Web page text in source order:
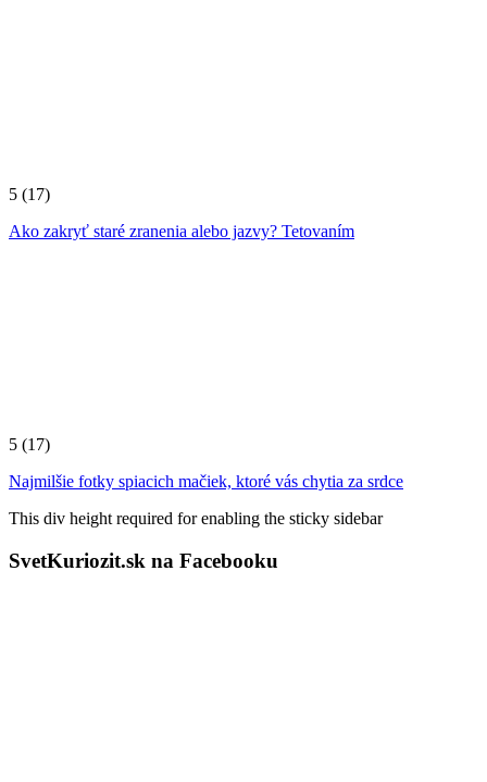
5 (17)
Ako zakryť staré zranenia alebo jazvy? Tetovaním
5 (17)
Najmilšie fotky spiacich mačiek, ktoré vás chytia za srdce
This div height required for enabling the sticky sidebar
SvetKuriozit.sk na Facebooku